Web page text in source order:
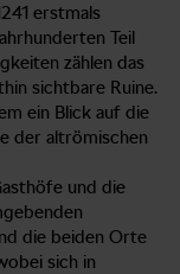
erstmals
Teil
zählen das
sichtbare Ruine.
ein Blick auf die
der altrömischen
und die
die beiden Orte
sich in